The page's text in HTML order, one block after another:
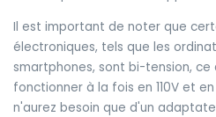
Il est important de noter que
électroniques, tels que les
smartphones, sont bi-tension, ce
fonctionner à la fois en 110V et
n'aurez besoin que d'un